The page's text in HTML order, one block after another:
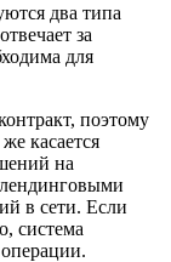
два типа
за
для
поэтому
касается
на
в сети. Если
система